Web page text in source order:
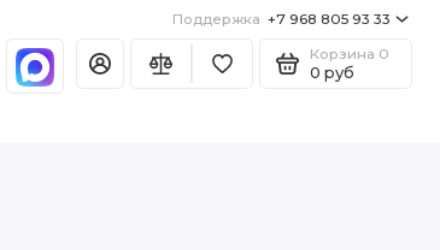
Поддержка +7 968 805 93 33
Корзина 0
0 руб